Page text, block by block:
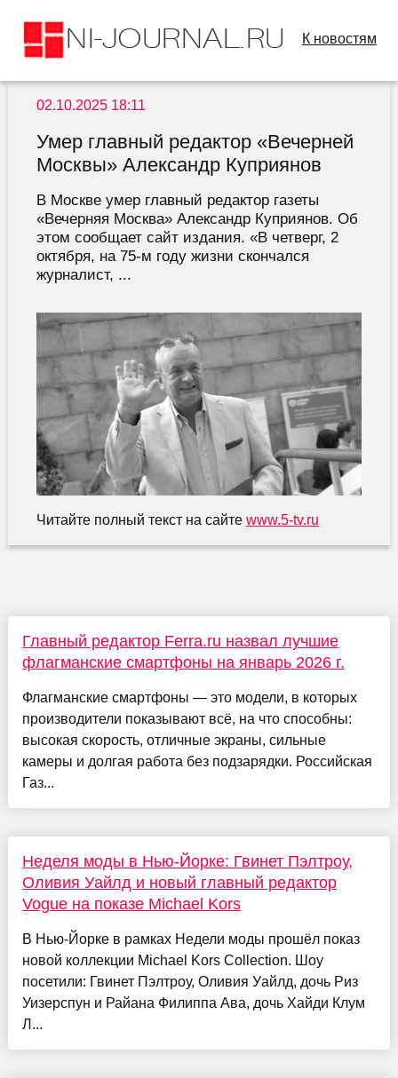
К новостям
02.10.2025 18:11
Умер главный редактор «Вечерней
Москвы» Александр Куприянов
В Москве умер главный редактор газеты
«Вечерняя Москва» Александр Куприянов. Об
этом сообщает сайт издания. «В четверг, 2
октября, на 75-м году жизни скончался
журналист, ...
Читайте полный текст на сайте www.5-tv.ru
Главный редактор Ferra.ru назвал лучшие
флагманские смартфоны на январь 2026 г.
Флагманские смартфоны — это модели, в которых
производители показывают всё, на что способны:
высокая скорость, отличные экраны, сильные
камеры и долгая работа без подзарядки. Российская
Газ...
Неделя моды в Нью-Йорке: Гвинет Пэлтроу,
Оливия Уайлд и новый главный редактор
Vogue на показе Michael Kors
В Нью-Йорке в рамках Недели моды прошёл показ
новой коллекции Michael Kors Collection. Шоу
посетили: Гвинет Пэлтроу, Оливия Уайлд, дочь Риз
Уизерспун и Райана Филиппа Ава, дочь Хайди Клум
Л...